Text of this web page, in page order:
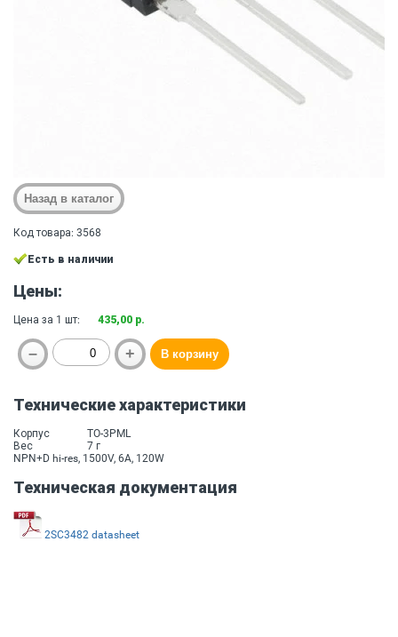
Код товара: 3568
Есть в наличии
Цены:
Цена за 1 шт: 435,00 р.
Технические характеристики
Корпус
TO-3PML
Вес
7 г
NPN+D hi-res, 1500V, 6A, 120W
Техническая документация
2SC3482 datasheet